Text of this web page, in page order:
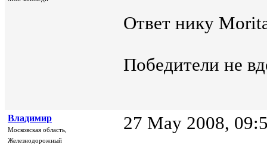
Ответ нику
Победители не
Владимир
Московская область,
Железнодорожный
27 May 2008,